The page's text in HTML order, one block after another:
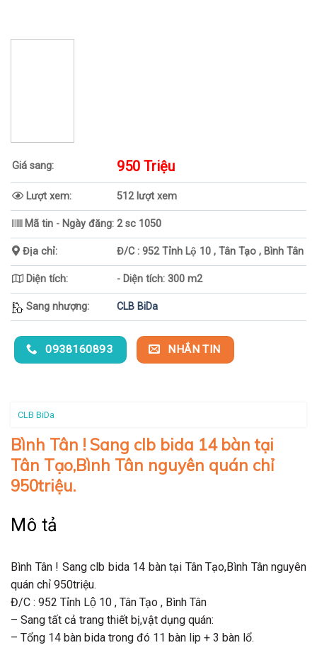
Giá sang: 950 Triệu
Lượt xem: 512 lượt xem
Mã tin - Ngày đăng: 2 sc 1050
Địa chỉ: Đ/C : 952 Tỉnh Lộ 10 , Tân Tạo , Bình Tân
Diện tích: - Diện tích: 300 m2
Sang nhượng: CLB BiDa
0938160893 NHẮN TIN
CLB BiDa
Bình Tân ! Sang clb bida 14 bàn tại
Tân Tạo,Bình Tân nguyên quán chỉ
950triệu.
Mô tả
Bình Tân ! Sang clb bida 14 bàn tại Tân Tạo,Bình Tân nguyên
quán chỉ 950triệu.
Đ/C : 952 Tỉnh Lộ 10 , Tân Tạo , Bình Tân
– Sang tất cả trang thiết bị,vật dụng quán:
– Tổng 14 bàn bida trong đó 11 bàn lip + 3 bàn lổ.